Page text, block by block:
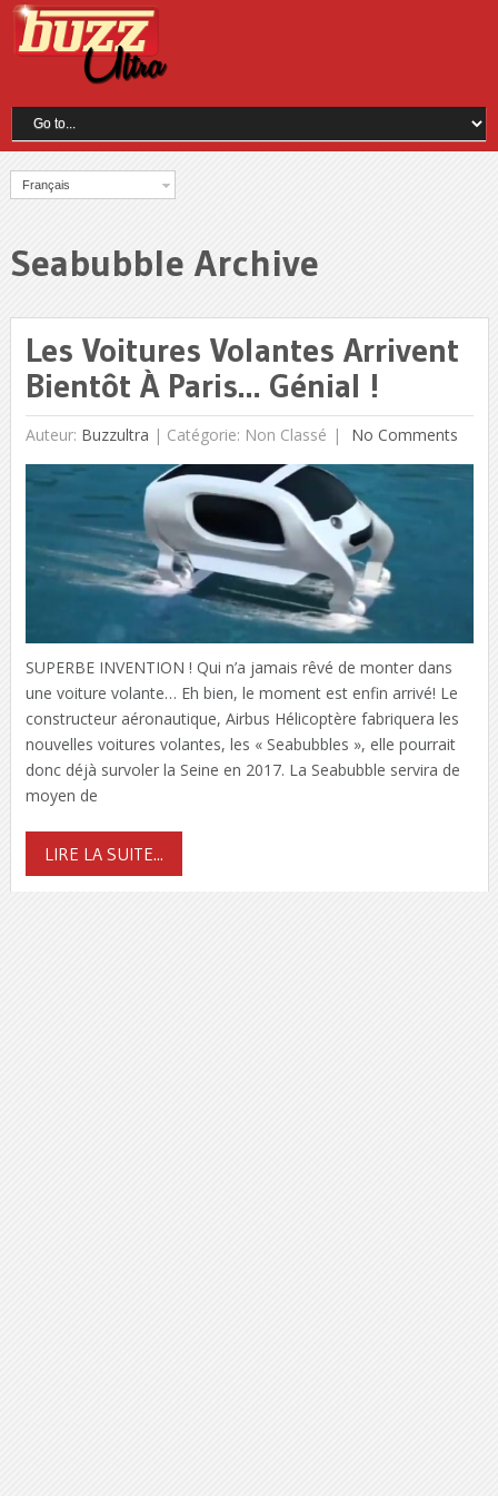
Français
Seabubble Archive
Les Voitures Volantes Arrivent
Bientôt À Paris… Génial !
Auteur: Buzzultra | Catégorie: Non Classé No Comments
SUPERBE INVENTION ! Qui n’a jamais rêvé de monter dans
une voiture volante… Eh bien, le moment est enfin arrivé! Le
constructeur aéronautique, Airbus Hélicoptère fabriquera les
nouvelles voitures volantes, les « Seabubbles », elle pourrait
donc déjà survoler la Seine en 2017. La Seabubble servira de
moyen de
LIRE LA SUITE...